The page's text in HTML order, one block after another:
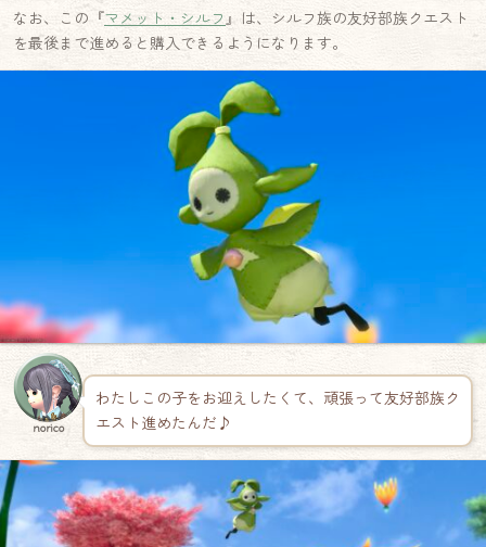
なお、この『マメット・シルフ』は、シルフ族の友好部族クエスト
を最後まで進めると購入できるようになります。
norico
わたしこの子をお迎えしたくて、頑張って友好部族ク
エスト進めたんだ♪